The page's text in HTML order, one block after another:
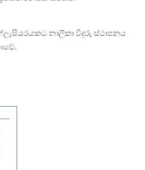
නාලිකා වීදුරු ස්ථාපනය